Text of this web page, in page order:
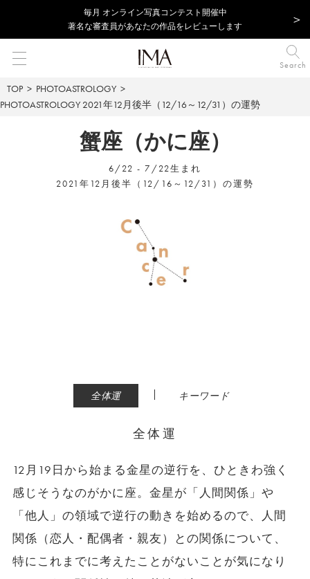
毎⽉ オンライン写真コンテスト開催中
著名な審査員があなたの作品をレビューします
Search
TOP
PHOTOASTROLOGY
PHOTOASTROLOGY 2021年12月後半（12/16～12/31）の運勢
蟹座（かに座）
6/22 - 7/22生まれ
2021年12月後半（12/16～12/31）の運勢
全体運 | キーワード
全体運
12月19日から始まる金星の逆行を、ひときわ強く
感じそうなのがかに座。金星が「人間関係」や
「他人」の領域で逆行の動きを始めるので、人間
関係（恋人・配偶者・親友）との関係について、
特にこれまでに考えたことがないことが気になり